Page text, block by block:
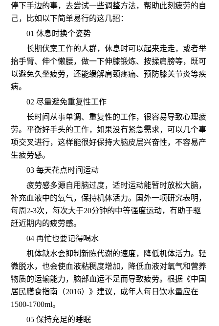
停下手边的事，去尝试一些调整方法，帮助此刻疲劳的自
己，比如以下简单易行的这几招：
01 休息时换个姿势
长期伏案工作的人群，休息时可以起来走走，或者举
抬手臂、伸个懒腰，做一下伸膝锻炼、按揉肩膀等，既可
以避免久坐疲劳，还能缓解肩颈疼痛、预防膝关节炎等疾
病。
02 尽量避免重复性工作
长时间从事单调、重复性的工作，很容易导致心理疲
劳。平衡好手头的工作，如果没有紧急需求，可以几个事
项交叉进行，这样能很好保持大脑皮层兴奋性，不容易产
生疲劳感。
03 每天花点时间运动
疲劳感多源自用脑过度，适时运动能暂时放松大脑，
补充血液中的氧气，保持机体活力。国外一项研究表明，
每周2-3次，每次大于20分钟的中等强度运动，有助于驱
赶近期内的疲劳感。
04 再忙也要记得喝水
机体缺水会抑制新陈代谢的速度，降低机体活力。轻
微脱水，也会使血液粘稠度增加，降低血液对氧气和营养
物质的运输能力，脑部血运不足而导致疲劳。根据《中国
居民膳食指南（2016）》建议，成年人每日饮水量应在
1500-1700ml。
05 保持充足的睡眠